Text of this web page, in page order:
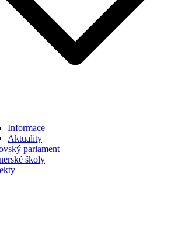
Informace
Aktuality
parlament
školy